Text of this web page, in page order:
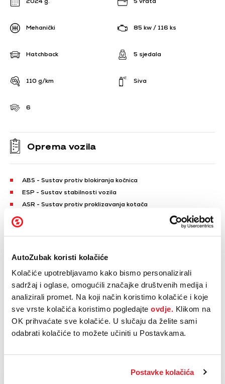
AutoZubak koristi kolačiće
Kolačiće upotrebljavamo kako bismo personalizirali
sadržaj i oglase, omogućili značajke društvenih medija i
analizirali promet. Na koji način koristimo kolačiće i koje
sve vrste kolačića koristimo pogledajte ovdje. Klikom na
OK prihvaćate sve kolačiće. U slučaju da želite sami
odabrati kolačiće to možete učiniti u Postavkama.
Postavke kolačića
Mehanički 85 kw / 116 ks
Hatchback 5 sjedala
110 g/km Siva
6
Oprema vozila
ABS - Sustav protiv blokiranja kočnica
ESP - Sustav stabilnosti vozila
ASR - Sustav protiv proklizavanja kotača
Sustav za nadzor i kontrolu izlaska vozila iz vozne trake
Parkirni senzori straga
Parkirna kamera straga
Tempomat
Automatski klima uređaj
Centralni ekran osjetljiv na dodir
KUPI